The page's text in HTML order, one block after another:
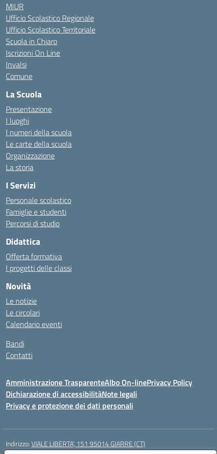
MIUR
Ufficio Scolastico Regionale
Ufficio Scolastico Territoriale
Scuola in Chiaro
Iscrizioni On Line
Invalsi
Comune
La Scuola
Presentazione
I luoghi
I numeri della scuola
Le carte della scuola
Organizzazione
La storia
I Servizi
Personale scolastico
Famiglie e studenti
Percorsi di studio
Didattica
Offerta formativa
I progetti delle classi
Novità
Le notizie
Le circolari
Calendario eventi
Bandi
Contatti
Amministrazione TrasparenteAlbo On-linePrivacy Policy
Dichiarazione di accessibilitàNote legali
Privacy e protezione dei dati personali
Indirizzo:VIALE LIBERTA’, 151 95014 GIARRE (CT)